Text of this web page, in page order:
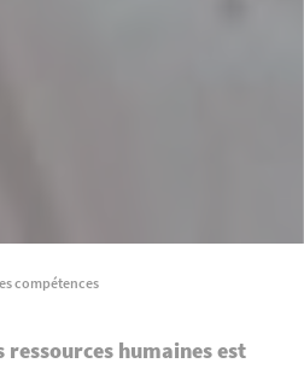
compétences
ressources humaines est